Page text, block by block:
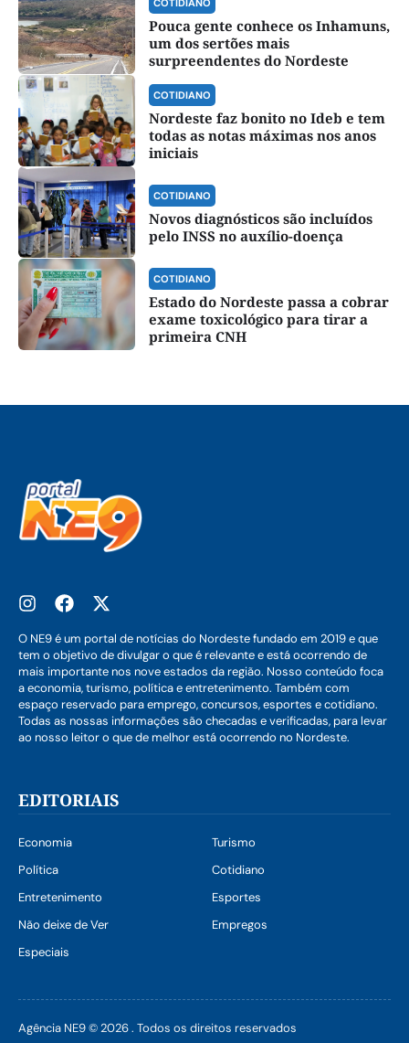
COTIDIANO
Pouca gente conhece os Inhamuns,
um dos sertões mais
surpreendentes do Nordeste
COTIDIANO
Nordeste faz bonito no Ideb e tem
todas as notas máximas nos anos
iniciais
COTIDIANO
Novos diagnósticos são incluídos
pelo INSS no auxílio-doença
COTIDIANO
Estado do Nordeste passa a cobrar
exame toxicológico para tirar a
primeira CNH
O NE9 é um portal de notícias do Nordeste fundado em 2019 e que
tem o objetivo de divulgar o que é relevante e está ocorrendo de
mais importante nos nove estados da região. Nosso conteúdo foca
a economia, turismo, política e entretenimento. Também com
espaço reservado para emprego, concursos, esportes e cotidiano.
Todas as nossas informações são checadas e verificadas, para levar
ao nosso leitor o que de melhor está ocorrendo no Nordeste.
EDITORIAIS
Economia
Turismo
Política
Cotidiano
Entretenimento
Esportes
Não deixe de Ver
Empregos
Especiais
Agência NE9 © 2026 . Todos os direitos reservados